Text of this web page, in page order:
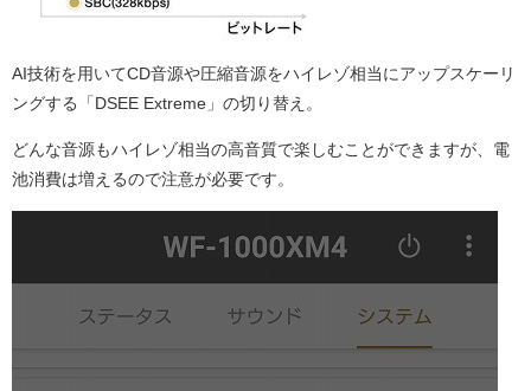
AI技術を用いてCD音源や圧縮音源をハイレゾ相当にアップスケーリ
ングする「DSEE Extreme」の切り替え。
どんな音源もハイレゾ相当の高音質で楽しむことができますが、電
池消費は増えるので注意が必要です。